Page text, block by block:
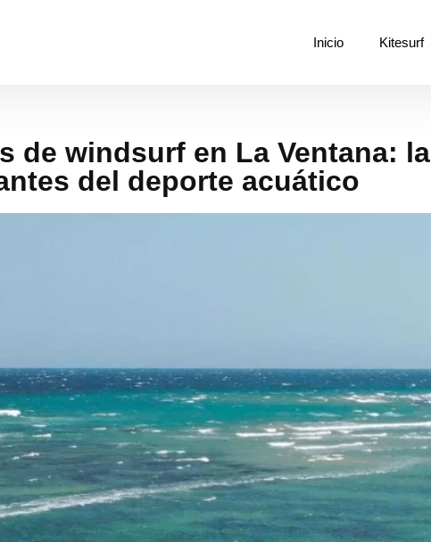
Inicio Kitesurf
de windsurf en La Ventana: la
del deporte acuático